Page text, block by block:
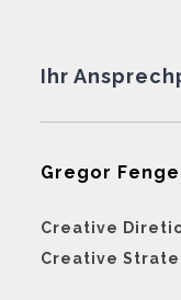
Ihr
Gregor
Creative
Creative